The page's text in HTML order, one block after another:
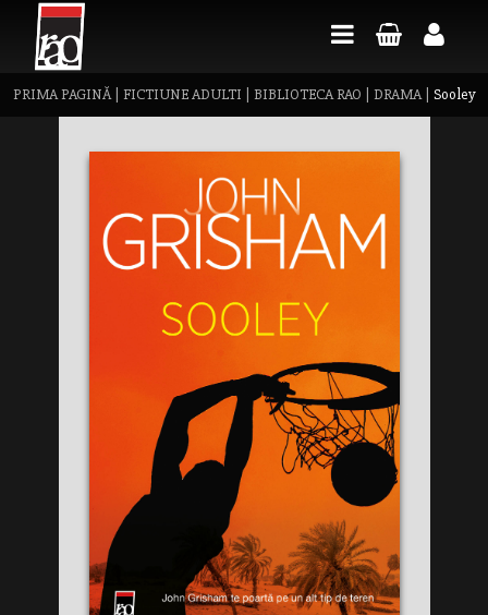
PRIMA PAGINĂ| FICTIUNE ADULTI BIBLIOTECA RAO DRAMA| Sooley